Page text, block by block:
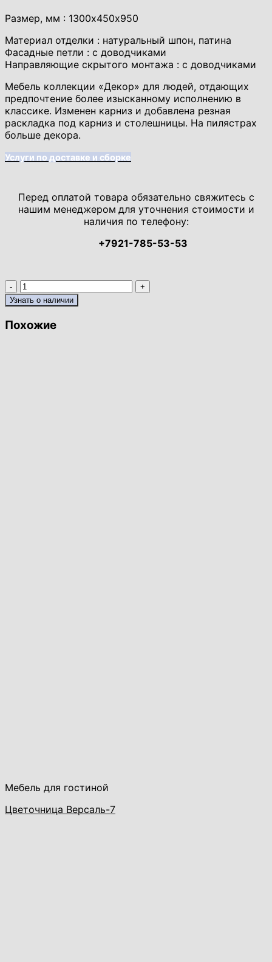
Размер, мм : 1300х450х950
Материал отделки : натуральный шпон, патина
Фасадные петли : с доводчиками
Направляющие скрытого монтажа : с доводчиками
Мебель коллекции «Декор» для людей, отдающих
предпочтение более изысканному исполнению в
классике. Изменен карниз и добавлена резная
раскладка под карниз и столешницы. На пилястрах
больше декора.
Услуги по доставке и сборке
Перед оплатой товара обязательно свяжитесь с
нашим менеджером для уточнения стоимости и
наличия по телефону:
+7921-785-53-53
Количество
товара
Прилавок,
с
Узнать о наличии
Похожие
Мебель для гостиной
Цветочница Версаль-7